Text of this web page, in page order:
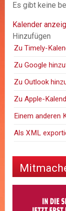
Es gibt keine
Kalender
Hinzufügen
Zu Timely-
Zu Google
Zu Outlook
Zu Apple-
Einem anderen
Als XML